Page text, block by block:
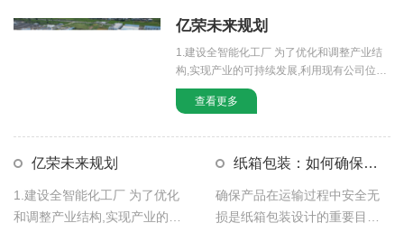
亿荣未来规划
1.建设全智能化工厂 为了优化和调整产业结
构,实现产业的可持续发展,利用现有公司位置
（淮安区山阳大道100号） […]
查看更多
亿荣未来规划
1.建设全智能化工厂 为了优化
和调整产业结构,实现产业的可
纸箱包装：如何确保产
确保产品在运输过程中安全无
损是纸箱包装设计的重要目标